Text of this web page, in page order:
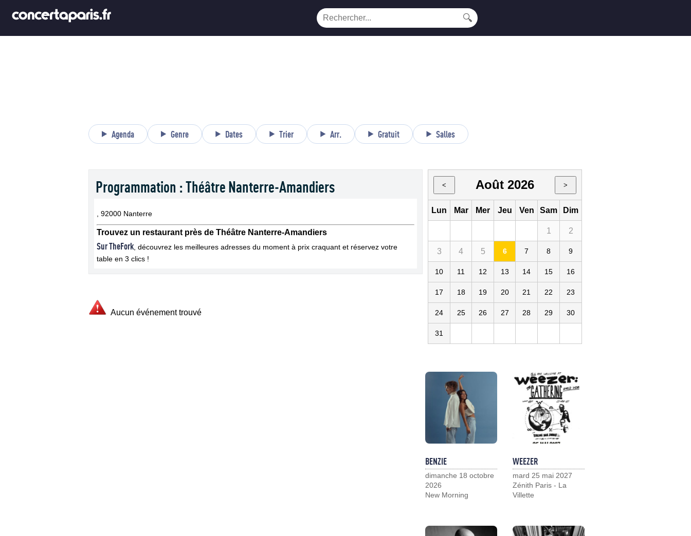
🔍
Agenda Genre Dates Trier Arr. Gratuit Salles
Programmation : Théâtre Nanterre-Amandiers
, 92000 Nanterre
Trouvez un restaurant près de Théâtre Nanterre-Amandiers
Sur TheFork , découvrez les meilleures adresses du moment à prix craquant et réservez votre
table en 3 clics !
Aucun événement trouvé
< Août 2026 >
Lun Mar Mer Jeu Ven Sam Dim
1 2
3 4 5 6 7 8 9
10 11 12 13 14 15 16
17 18 19 20 21 22 23
24 25 26 27 28 29 30
31
BENZIE
dimanche 18 octobre
2026
New Morning
WEEZER
mard 25 mai 2027
Zénith Paris - La
Villette